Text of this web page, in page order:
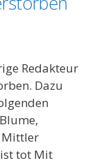
Redakteur
Dazu
Mittler
ist tot Mit